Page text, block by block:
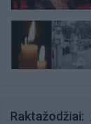
Raktažodžiai